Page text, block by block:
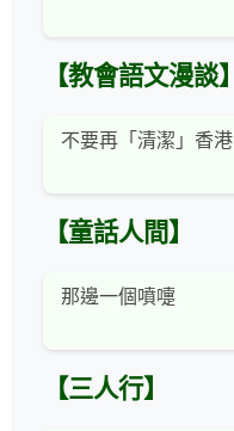
【教會語文漫談】
不要再「清潔」香港
【童話人間】
那邊一個噴嚏
【三人行】